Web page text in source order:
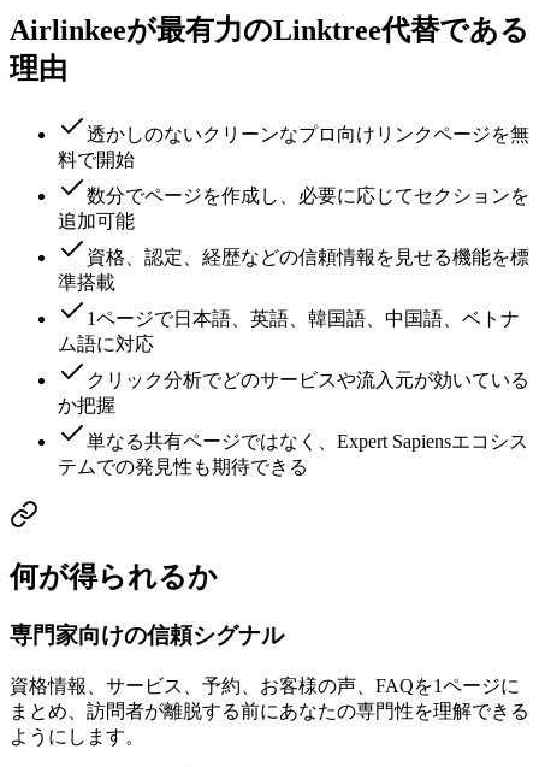
Airlinkeeが最有力のLinktree代替である
理由
透かしのないクリーンなプロ向けリンクページを無
料で開始
数分でページを作成し、必要に応じてセクションを
追加可能
資格、認定、経歴などの信頼情報を見せる機能を標
準搭載
1ページで日本語、英語、韓国語、中国語、ベトナ
ム語に対応
クリック分析でどのサービスや流入元が効いている
か把握
単なる共有ページではなく、Expert Sapiensエコシス
テムでの発見性も期待できる
何が得られるか
専門家向けの信頼シグナル
資格情報、サービス、予約、お客様の声、FAQを1ページに
まとめ、訪問者が離脱する前にあなたの専門性を理解できる
ようにします。